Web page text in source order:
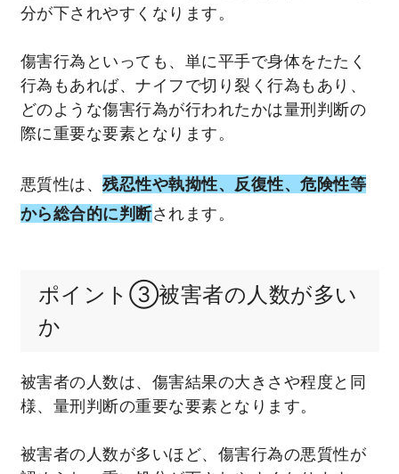
分が下されやすくなります。
傷害行為といっても、単に平手で身体をたたく
行為もあれば、ナイフで切り裂く行為もあり、
どのような傷害行為が行われたかは量刑判断の
際に重要な要素となります。
悪質性は、 残忍性や執拗性、反復性、危険性等
から総合的に判断されます。
ポイント③被害者の人数が多い
か
被害者の人数は、傷害結果の大きさや程度と同
様、量刑判断の重要な要素となります。
被害者の人数が多いほど、傷害行為の悪質性が